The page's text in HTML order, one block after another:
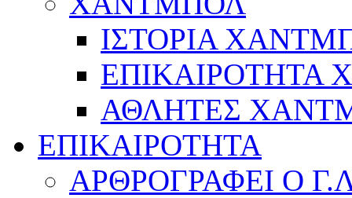
ΙΣΤΟΡΙΑ
ΕΠΙΚΑΙΡΟΤΗΤΑ
ΑΘΛΗΤΕΣ
ΕΠΙΚΑΙΡΟΤΗΤΑ
ΑΡΘΡΟΓΡΑΦΕΙ Ο